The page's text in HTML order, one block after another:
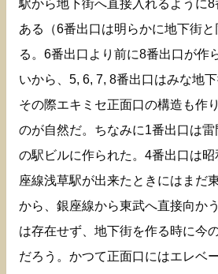
駅から地下街へ直接入れるように
ある（6番出口は明らかに地下街
る。6番出口より前に8番出口が作
いから、5, 6, 7, 8番出口はみな地
その際エキミセ正面口の構造も作
のが自然だ。ちなみに1番出口は
の駅ビルに作られた。4番出口は
座線浅草駅が出来たときにはまだ
から、銀座線から東武へ直接向か
は存在せず、地下街を作る時に今
だろう。かつて正面口にはエレベ